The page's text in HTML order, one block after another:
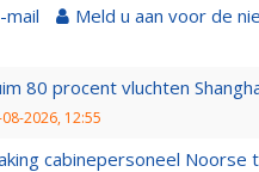
Meld u aan voor de
80 procent vluchten
2026, 12:55
cabinepersoneel Noorse